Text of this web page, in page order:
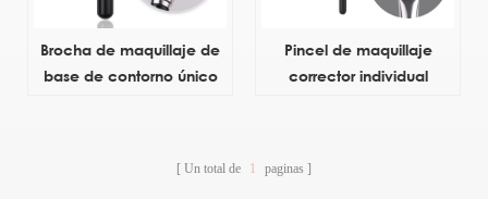
Brocha de maquillaje de
base de contorno único
Pincel de maquillaje
corrector individual
Un total de 1 paginas